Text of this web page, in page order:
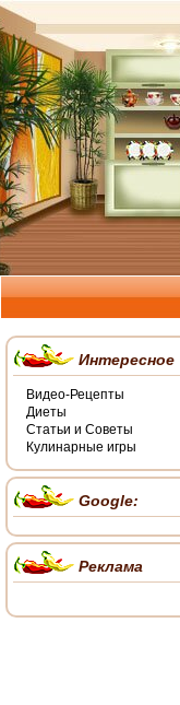
Интересное
Видео-Рецепты
Диеты
Статьи и Советы
Кулинарные игры
Google:
Реклама